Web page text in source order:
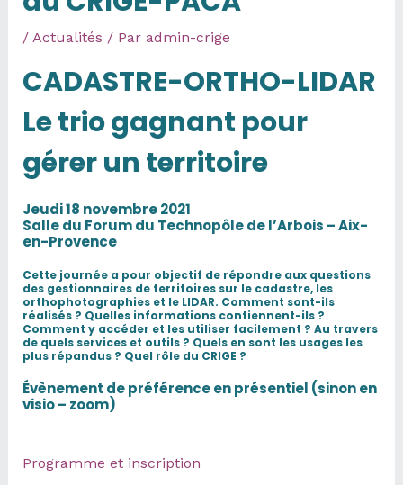
/ Actualités / Par admin-crige
CADASTRE-ORTHO-LIDAR
Le trio gagnant pour
gérer un territoire
Jeudi 18 novembre 2021
Salle du Forum du Technopôle de l’Arbois – Aix-
en-Provence
Cette journée a pour objectif de répondre aux questions
des gestionnaires de territoires sur le cadastre, les
orthophotographies et le LIDAR. Comment sont-ils
réalisés ? Quelles informations contiennent-ils ?
Comment y accéder et les utiliser facilement ? Au travers
de quels services et outils ? Quels en sont les usages les
plus répandus ? Quel rôle du CRIGE ?
Évènement de préférence en présentiel (sinon en
visio – zoom)
Programme et inscription